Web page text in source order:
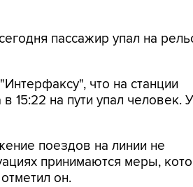
пассажир упал на
что на станции
15:22 на пути упал человек.
поездов на линии не
принимаются меры,
он.